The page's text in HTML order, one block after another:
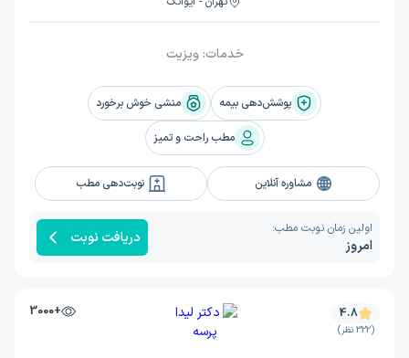
خدمات:ویزیت
پوشش‌دهی بیمه منشی خوش برخورد
مطب راحت و تمیز
مشاوره آنلاین نوبت‌دهی مطب
اولین زمان نوبت مطب:
امروز دریافت نوبت
+3000 4.8
(322 نظر)